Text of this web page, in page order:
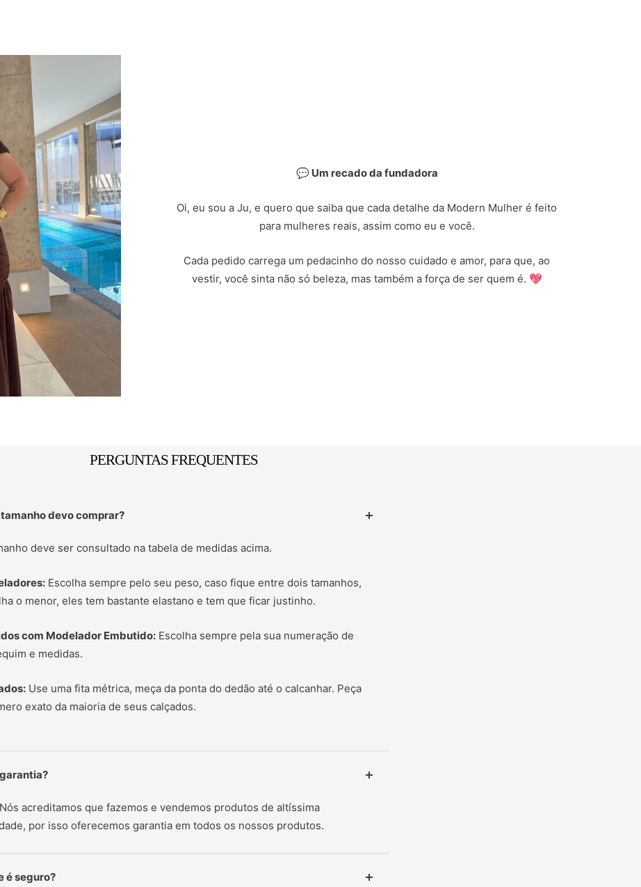
💬 Um recado da fundadora
Oi, eu sou a Ju, e quero que saiba que cada detalhe da Modern Mulher é feito
para mulheres reais, assim como eu e você.
Cada pedido carrega um pedacinho do nosso cuidado e amor, para que, ao
vestir, você sinta não só beleza, mas também a força de ser quem é. 💖
PERGUNTAS FREQUENTES
devo comprar?
deve ser consultado na tabela de medidas acima.
Escolha sempre pelo seu peso, caso fique entre dois tamanhos,
o menor, eles tem bastante elastano e tem que ficar justinho.
com Modelador Embutido: Escolha sempre pela sua numeração de
e medidas.
Use uma fita métrica, meça da ponta do dedão até o calcanhar. Peça
exato da maioria de seus calçados.
acreditamos que fazemos e vendemos produtos de altíssima
por isso oferecemos garantia em todos os nossos produtos.
é seguro?